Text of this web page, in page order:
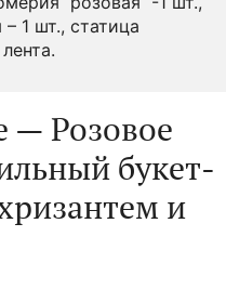
1 шт., статица
— Розовое
букет-
и